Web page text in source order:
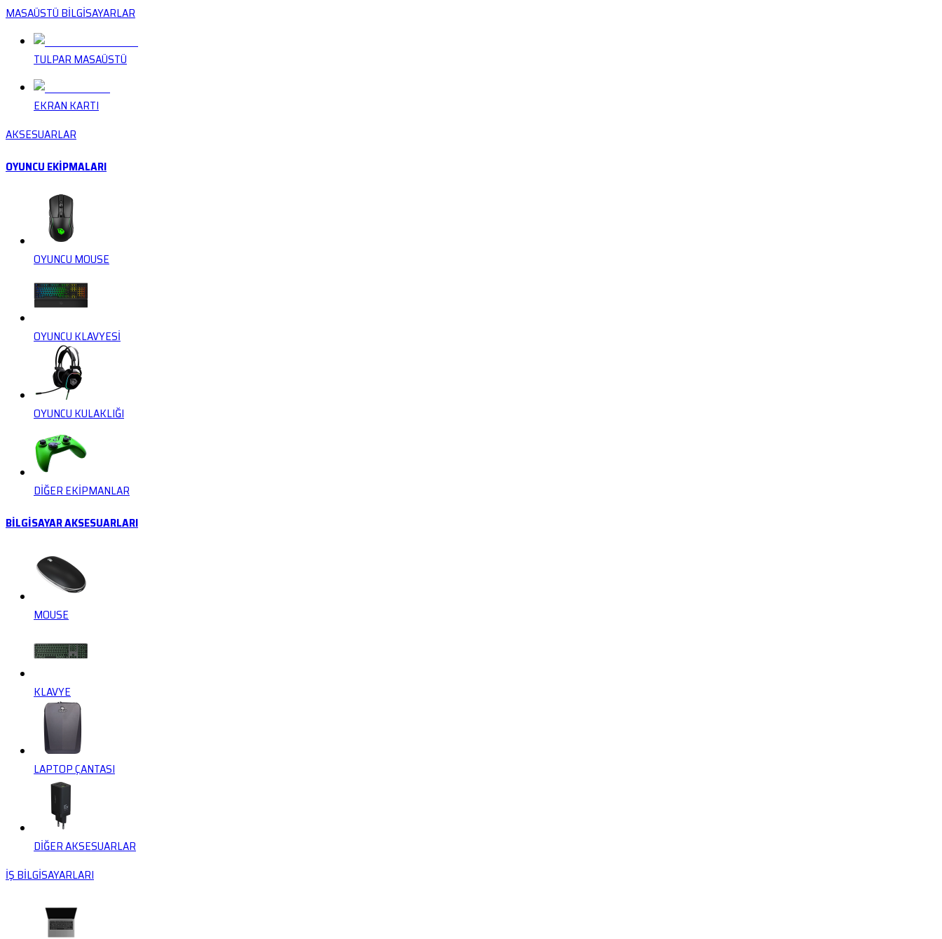
MASAÜSTÜ BİLGİSAYARLAR
TULPAR MASAÜSTÜ
EKRAN KARTI
AKSESUARLAR
OYUNCU EKİPMALARI
OYUNCU MOUSE
OYUNCU KLAVYESİ
OYUNCU KULAKLIĞI
DİĞER EKİPMANLAR
BİLGİSAYAR AKSESUARLARI
MOUSE
KLAVYE
LAPTOP ÇANTASI
DİĞER AKSESUARLAR
İŞ BİLGİSAYARLARI